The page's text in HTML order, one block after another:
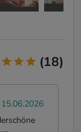
(18)
15.06.2026